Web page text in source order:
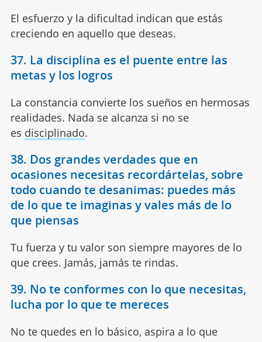
El esfuerzo y la dificultad indican que estás
creciendo en aquello que deseas.
37. La disciplina es el puente entre las
metas y los logros
La constancia convierte los sueños en hermosas
realidades. Nada se alcanza si no se
es disciplinado.
38. Dos grandes verdades que en
ocasiones necesitas recordártelas, sobre
todo cuando te desanimas: puedes más
de lo que te imaginas y vales más de lo
que piensas
Tu fuerza y tu valor son siempre mayores de lo
que crees. Jamás, jamás te rindas.
39. No te conformes con lo que necesitas,
lucha por lo que te mereces
No te quedes en lo básico, aspira a lo que